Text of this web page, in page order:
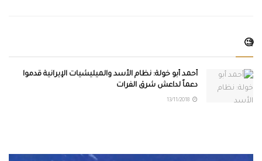
🧐
أحمد أبو خولة: نظام الأسد والميليشيات الإيرانية قدموا
دعماً لداعش شرق الفرات